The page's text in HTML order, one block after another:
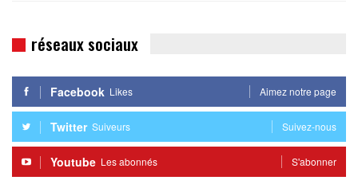
réseaux sociaux
Facebook Likes Aimez notre page
Twitter Suiveurs Suivez-nous
Youtube Les abonnés S'abonner